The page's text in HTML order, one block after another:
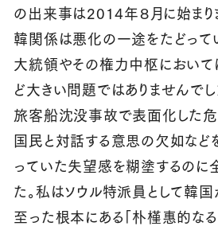
の出来事は2014年８月に始まり
韓関係は悪化の一途をたどって
大統領やその権力中枢において
ど大きい問題ではありませんで
旅客船沈没事故で表面化した危
国民と対話する意思の欠如な
っていた失望感を糊塗するのに
た。私はソウル特派員として韓
至った根本にある「朴槿惠的な